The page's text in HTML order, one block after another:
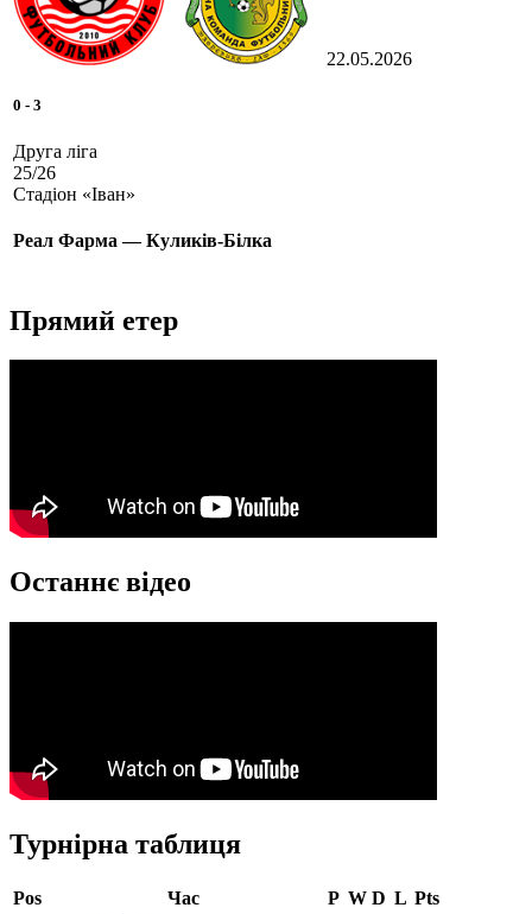
22.05.2026
0 - 3
Друга ліга
25/26
Стадіон «Іван»
Реал Фарма — Куликів-Білка
Прямий етер
Останнє відео
Турнірна таблиця
Pos Час P W D L Pts